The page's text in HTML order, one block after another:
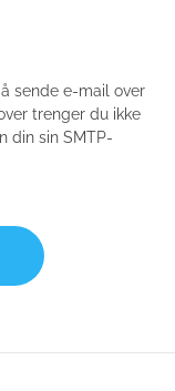
sende e-mail over
trenger du ikke
din sin SMTP-